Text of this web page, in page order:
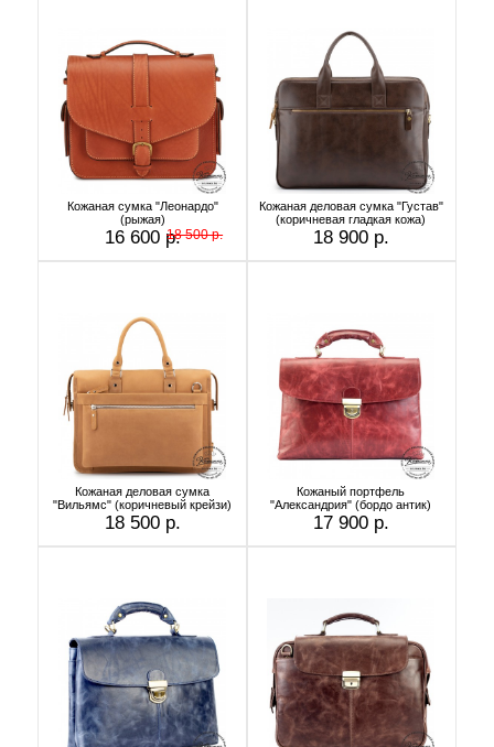
Кожаная сумка "Леонардо"
(рыжая)
16 600 р.18 500 р.
Кожаная деловая сумка "Густав"
(коричневая гладкая кожа)
18 900 р.
Кожаная деловая сумка
"Вильямс" (коричневый крейзи)
18 500 р.
Кожаный портфель
"Александрия" (бордо антик)
17 900 р.